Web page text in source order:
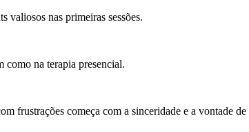
valiosos nas primeiras sessões.
como na terapia presencial.
frustrações começa com a sinceridade e a vontade de